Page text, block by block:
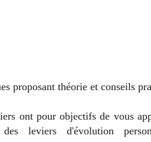
proposant théorie et conseils
ont pour objectifs de vous
leviers d'évolution